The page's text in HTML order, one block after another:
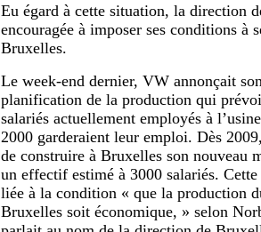
Eu égard à cette situation, la direction
encouragée à imposer ses conditions à
Bruxelles.
Le week-end dernier, VW annonçait
planification de la production qui
salariés actuellement employés à
2000 garderaient leur emploi. Dès
de construire à Bruxelles son nouveau
un effectif estimé à 3000 salariés.
liée à la condition « que la production
Bruxelles soit économique, » selon